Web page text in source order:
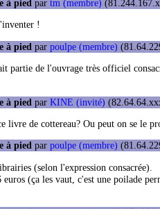
à pied par tm (membre)
!
à pied par poulpe (membre)
partie de l'ouvrage très officiel
à pied par KINE (invité)
livre de cottereau? Ou peut on se le
à pied par poulpe (membre)
(selon l'expression consacrée).
(ça les vaut, c'est une poilade